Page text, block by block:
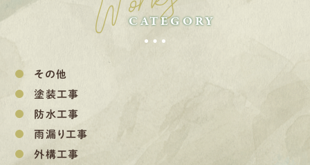
CATEGORY
その他
塗装工事
防水工事
雨漏り工事
外構工事